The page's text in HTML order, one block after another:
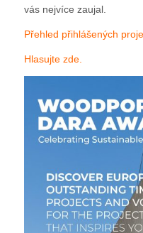
vás nejvíce zaujal.
Přehled přihlášených
Hlasujte zde.